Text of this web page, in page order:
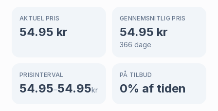
AKTUEL PRIS
54.95 kr
GENNEMSNITLIG PRIS
54.95 kr
366 dage
PRISINTERVAL
54.95–54.95kr
PÅ TILBUD
0% af tiden